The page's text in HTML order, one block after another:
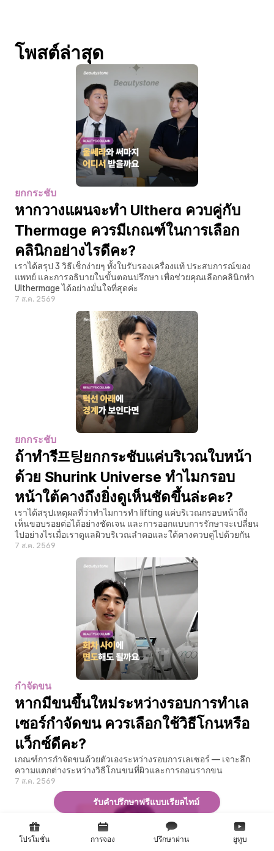
โพสต์ล่าสุด
ยกกระชับ
หากวางแผนจะทำ Ulthera ควบคู่กับ
Thermage ควรมีเกณฑ์ในการเลือก
คลินิกอย่างไรดีคะ?
เราได้สรุป 3 วิธีเช็กง่ายๆ ทั้งใบรับรองเครื่องแท้ ประสบการณ์ของ
แพทย์ และการอธิบายในขั้นตอนปรึกษา เพื่อช่วยคุณเลือกคลินิกทำ
Ulthermage ได้อย่างมั่นใจที่สุดค่ะ
7 ส.ค. 2569
ยกกระชับ
ถ้าทำรี프팅ยกกระชับแค่บริเวณใบหน้า
ด้วย Shurink Universe ทำไมกรอบ
หน้าใต้คางถึงยิ่งดูเห็นชัดขึ้นล่ะคะ?
เราได้สรุปเหตุผลที่ว่าทำไมการทำ lifting แค่บริเวณกรอบหน้าถึง
เห็นขอบรอยต่อได้อย่างชัดเจน และการออกแบบการรักษาจะเปลี่ยน
ไปอย่างไรเมื่อเราดูแลผิวบริเวณลำคอและใต้คางควบคู่ไปด้วยกัน
7 ส.ค. 2569
กำจัดขน
หากมีขนขึ้นใหม่ระหว่างรอบการทำเล
เซอร์กำจัดขน ควรเลือกใช้วิธีโกนหรือ
แว็กซ์ดีคะ?
เกณฑ์การกำจัดขนด้วยตัวเองระหว่างรอบการเลเซอร์ — เจาะลึก
ความแตกต่างระหว่างวิธีโกนขนที่ผิวและการถอนรากขน
7 ส.ค. 2569
โปรโมชั่น การจอง ปรึกษาผ่าน ยูทูบ
รับคำปรึกษาฟรีแบบเรียลไทม์